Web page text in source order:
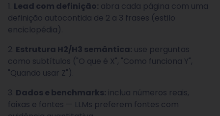
Lead com definição: abra cada página com uma
definição autocontida de 2 a 3 frases (estilo
enciclopédia).
Estrutura H2/H3 semântica: use perguntas
como subtítulos ("O que é X", "Como funciona Y",
"Quando usar Z").
Dados e benchmarks: inclua números reais,
faixas e fontes — LLMs preferem fontes com